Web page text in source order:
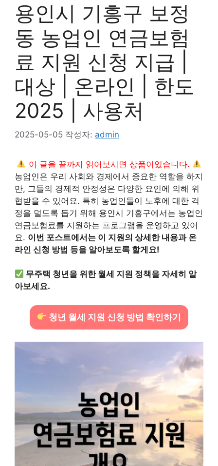
용인시 기흥구 보정
동 농업인 연금보험
료 지원 신청 지급 |
대상 | 온라인 | 한도
2025 | 사용처
2025-05-05 작성자: admin
이 글을 끝까지 읽어보시면 상품이있습니다.
농업인은 우리 사회와 경제에서 중요한 역할을 하지
만, 그들의 경제적 안정성은 다양한 요인에 의해 위
협받을 수 있어요. 특히 농업인들이 노후에 대한 걱
정을 덜도록 돕기 위해 용인시 기흥구에서는 농업인
연금보험료를 지원하는 프로그램을 운영하고 있어
요. 이번 포스트에서는 이 지원의 상세한 내용과 온
라인 신청 방법 등을 알아보도록 할게요!
무주택 청년을 위한 월세 지원 정책을 자세히 알
아보세요.
청년 월세 지원 신청 방법 확인하기